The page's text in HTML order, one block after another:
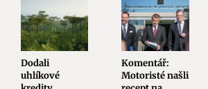
Dodali
uhlíkové
Komentář:
Motoristé našli